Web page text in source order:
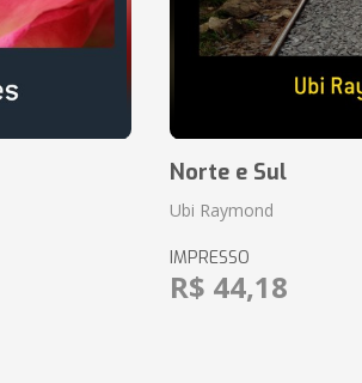
Norte e Sul
Ubi Raymond
IMPRESSO
R$ 44,18